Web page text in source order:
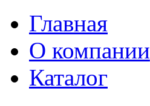
Главная
О компании
Каталог